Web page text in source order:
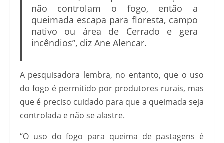
não controlam o fogo, então a
queimada escapa para floresta, campo
nativo ou área de Cerrado e gera
incêndios”, diz Ane Alencar.
A pesquisadora lembra, no entanto, que o uso
do fogo é permitido por produtores rurais, mas
que é preciso cuidado para que a queimada seja
controlada e não se alastre.
“O uso do fogo para queima de pastagens é